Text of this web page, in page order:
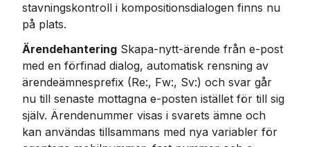
stavningskontroll i kompositionsdialogen finns nu
på plats.
Ärendehantering Skapa-nytt-ärende från e-post
med en förfinad dialog, automatisk rensning av
ärendeämnesprefix (Re:, Fw:, Sv:) och svar går
nu till senaste mottagna e-posten istället för till sig
själv. Ärendenummer visas i svarets ämne och
kan användas tillsammans med nya variabler för